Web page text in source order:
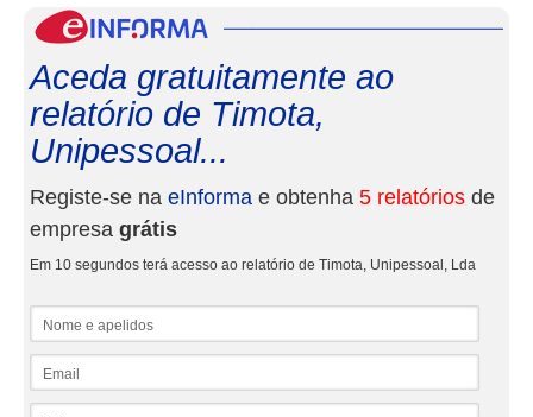
Aceda gratuitamente ao
relatório de Timota,
Unipessoal...
Registe-se na eInforma e obtenha 5 relatórios de
empresa grátis
Em 10 segundos terá acesso ao relatório de Timota, Unipessoal, Lda